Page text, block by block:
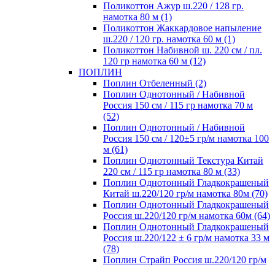
Поликоттон Ажур ш.220 / 128 гр.
намотка 80 м (1)
Поликоттон Жаккардовое напыление
ш.220 / 120 гр. намотка 60 м (1)
Поликоттон Набивной ш. 220 см / пл.
120 гр намотка 60 м (12)
ПОПЛИН
Поплин Отбеленный (2)
Поплин Однотонный / Набивной
Россия 150 см / 115 гр намотка 70 м
(52)
Поплин Однотонный / Набивной
Россия 150 см / 120±5 гр/м намотка 100
м (61)
Поплин Однотонный Текстура Китай
220 см / 115 гр намотка 80 м (33)
Поплин Однотонный Гладкокрашеный
Китай ш.220/120 гр/м намотка 80м (70)
Поплин Однотонный Гладкокрашеный
Россия ш.220/120 гр/м намотка 60м (64)
Поплин Однотонный Гладкокрашеный
Россия ш.220/122 ± 6 гр/м намотка 33 м
(78)
Поплин Страйп Россия ш.220/120 гр/м